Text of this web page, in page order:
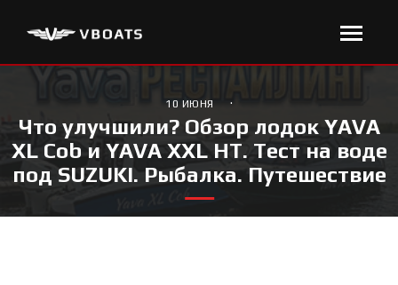
10 ИЮНЯ ·
Что улучшили? Обзор лодок YAVA
XL Cob и YAVA XXL HT. Тест на воде
под SUZUKI. Рыбалка. Путешествие